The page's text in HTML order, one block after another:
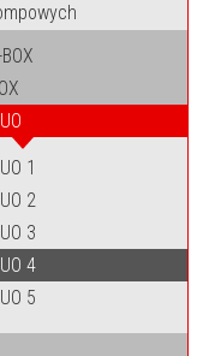
1
2
3
4
5